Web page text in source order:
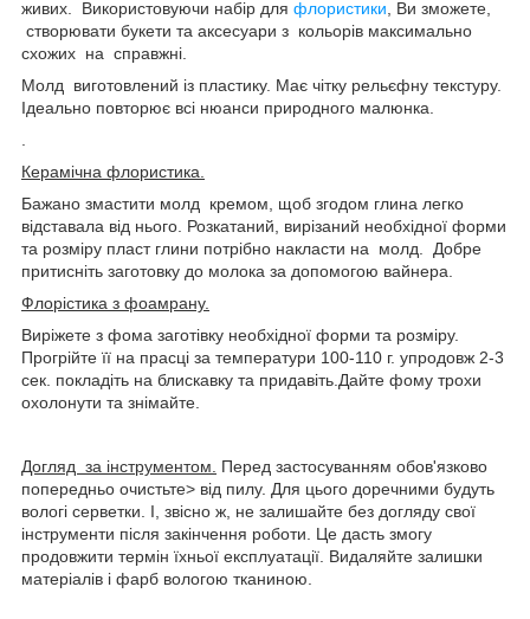
живих. Використовуючи набір для флористики , Ви зможете,
створювати букети та аксесуари з кольорів максимально
схожих на справжні.
Молд виготовлений із пластику. Має чітку рельєфну текстуру.
Ідеально повторює всі нюанси природного малюнка.
Керамічна флористика.
Бажано змастити молд кремом, щоб згодом глина легко
відставала від нього. Розкатаний, вирізаний необхідної форми
та розміру пласт глини потрібно накласти на молд. Добре
притисніть заготовку до молока за допомогою вайнера.
Флорістика з фоамрану.
Виріжете з фома заготівку необхідної форми та розміру.
Прогрійте її на прасці за температури 100-110 г. упродовж 2-3
сек. покладіть на блискавку та придавіть.Дайте фому трохи
охолонути та знімайте.
Догляд за інструментом.
Перед застосуванням обов'язково
попередньо очистьте> від пилу. Для цього доречними будуть
вологі серветки. І, звісно ж, не залишайте без догляду свої
інструменти після закінчення роботи. Це дасть змогу
продовжити термін їхньої експлуатації. Видаляйте залишки
матеріалів і фарб вологою тканиною.